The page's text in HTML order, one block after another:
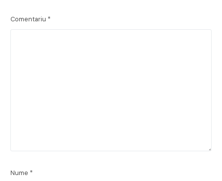
Comentariu *
Nume *